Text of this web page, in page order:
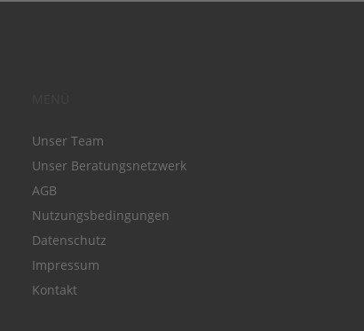
Unser Team
Unser Beratungsnetzwerk
AGB
Nutzungsbedingungen
Datenschutz
Impressum
Kontakt